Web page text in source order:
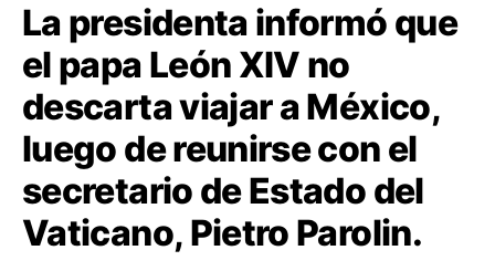
La presidenta informó que
el papa León XIV no
descarta viajar a México,
luego de reunirse con el
secretario de Estado del
Vaticano, Pietro Parolin.